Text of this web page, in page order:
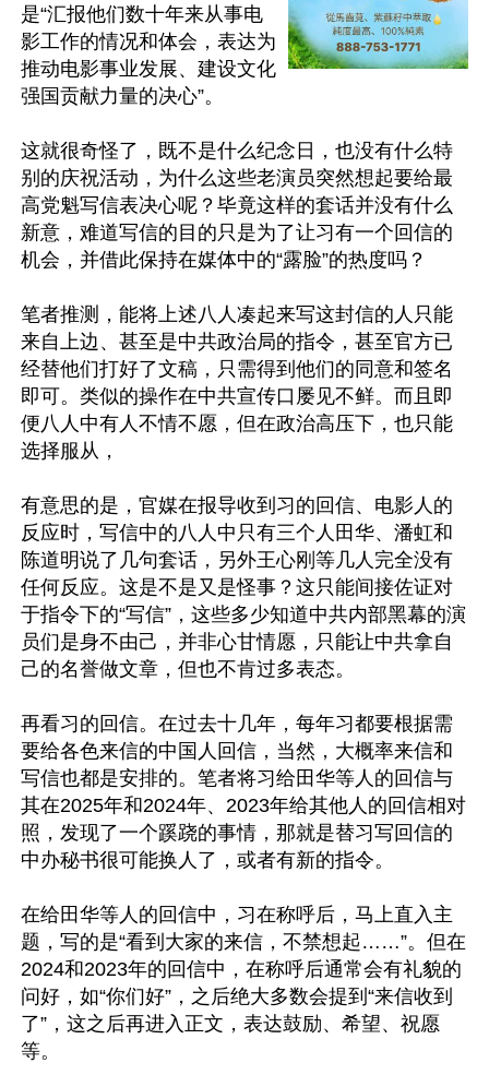
是“汇报他们数十年来从事电
影工作的情况和体会，表达为
推动电影事业发展、建设文化
强国贡献力量的决心”。
这就很奇怪了，既不是什么纪念日，也没有什么特
别的庆祝活动，为什么这些老演员突然想起要给最
高党魁写信表决心呢？毕竟这样的套话并没有什么
新意，难道写信的目的只是为了让习有一个回信的
机会，并借此保持在媒体中的“露脸”的热度吗？
笔者推测，能将上述八人凑起来写这封信的人只能
来自上边、甚至是中共政治局的指令，甚至官方已
经替他们打好了文稿，只需得到他们的同意和签名
即可。类似的操作在中共宣传口屡见不鲜。而且即
便八人中有人不情不愿，但在政治高压下，也只能
选择服从，
有意思的是，官媒在报导收到习的回信、电影人的
反应时，写信中的八人中只有三个人田华、潘虹和
陈道明说了几句套话，另外王心刚等几人完全没有
任何反应。这是不是又是怪事？这只能间接佐证对
于指令下的“写信”，这些多少知道中共内部黑幕的演
员们是身不由己，并非心甘情愿，只能让中共拿自
己的名誉做文章，但也不肯过多表态。
再看习的回信。在过去十几年，每年习都要根据需
要给各色来信的中国人回信，当然，大概率来信和
写信也都是安排的。笔者将习给田华等人的回信与
其在2025年和2024年、2023年给其他人的回信相对
照，发现了一个蹊跷的事情，那就是替习写回信的
中办秘书很可能换人了，或者有新的指令。
在给田华等人的回信中，习在称呼后，马上直入主
题，写的是“看到大家的来信，不禁想起……”。但在
2024和2023年的回信中，在称呼后通常会有礼貌的
问好，如“你们好”，之后绝大多数会提到“来信收到
了”，这之后再进入正文，表达鼓励、希望、祝愿
等。